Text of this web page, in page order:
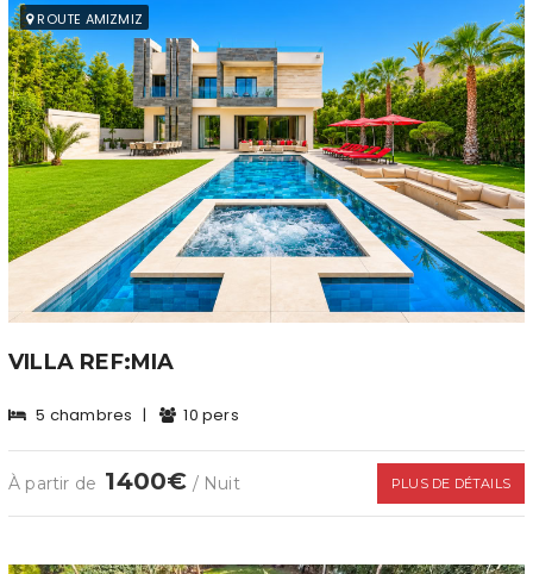
ROUTE AMIZMIZ
VILLA REF:MIA
5 chambres | 10 pers
À partir de 1400€ / Nuit PLUS DE DÉTAILS